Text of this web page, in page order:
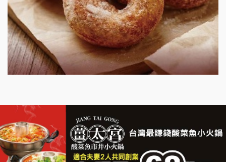
明石章魚燒加盟說明會
出櫃加盟說明會
千香漢堡加盟說明會
拉亞漢堡加盟說明會
杜芳子古味茶鋪加盟說明會